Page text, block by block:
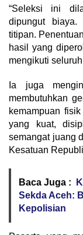
“Seleksi ini
dipungut
titipan.
hasil yang
mengikuti
Ia juga
membutuhkan
kemampuan
yang kuat,
semangat juang
Kesatuan
Baca Juga :
Sekda Aceh:
Kepolisian